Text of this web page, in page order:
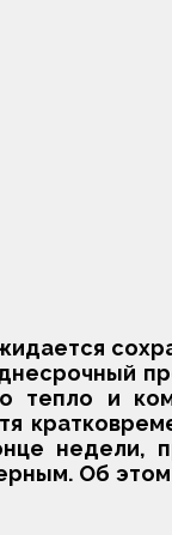
тепло и
недели,
Об